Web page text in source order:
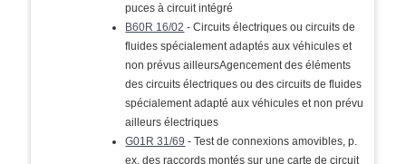
puces à circuit intégré
B60R 16/02 - Circuits électriques ou circuits de
fluides spécialement adaptés aux véhicules et
non prévus ailleursAgencement des éléments
des circuits électriques ou des circuits de fluides
spécialement adapté aux véhicules et non prévu
ailleurs électriques
G01R 31/69 - Test de connexions amovibles, p.
ex. des raccords montés sur une carte de circuit